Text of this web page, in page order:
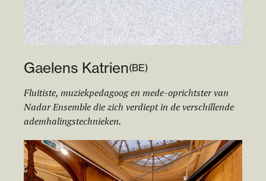
Gaelens Katrien(BE)
Fluitiste, muziekpedagoog en mede-oprichtster van
Nadar Ensemble die zich verdiept in de verschillende
ademhalingstechnieken.